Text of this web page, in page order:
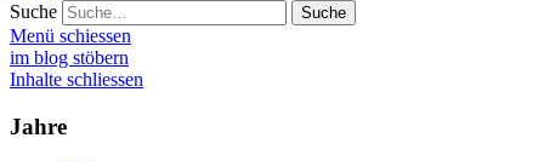
Suche
Menü schiessen
im blog stöbern
Inhalte schliessen
Jahre